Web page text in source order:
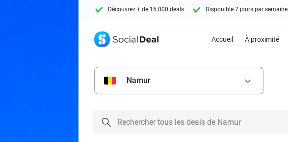
Découvrez + de 15.000 deals Disponible 7 jours par semaine
Accueil À proximité
Namur keyboard_arrow_down